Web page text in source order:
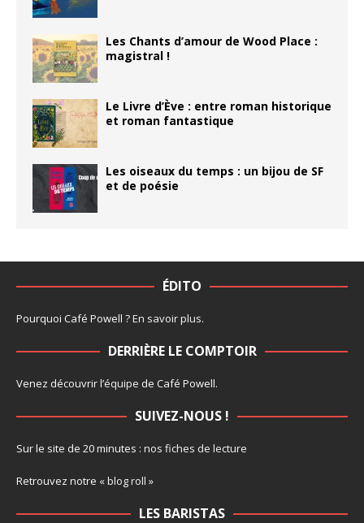
Les Chants d’amour de Wood Place :
magistral !
Le Livre d’Ève : entre roman historique
et roman fantastique
Les oiseaux du temps : un bijou de SF
et de poésie
ÉDITO
Pourquoi Café Powell ?En savoir plus.
DERRIÈRE LE COMPTOIR
Venez découvrir l’équipe de Café Powell.
SUIVEZ-NOUS !
Sur le site de 20 minutes : nos fiches de lecture
Retrouvez notre « blog roll »
LES BARISTAS